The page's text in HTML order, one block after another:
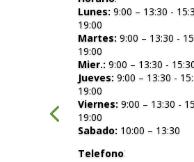
Lunes: 9:00 – 13:30 -
19:00
Martes: 9:00 – 13:30 -
19:00
Mier.: 9:00 – 13:30 -
Jueves: 9:00 – 13:30 -
19:00
Viernes: 9:00 – 13:30 -
19:00
Sabado: 10:00 – 13:30
Telefono: